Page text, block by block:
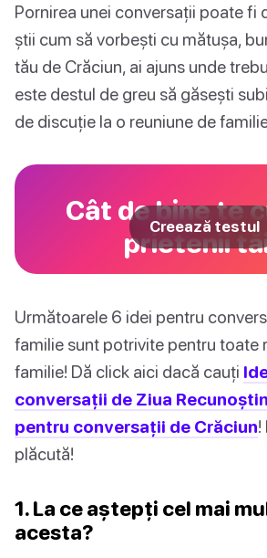
Pornirea unei conversații poate fi
știi cum să vorbești cu mătușa,
tău de Crăciun, ai ajuns unde
este destul de greu să găsești
de discuție la o reuniune de
Cât de bine te
prietenii
Creează testul
Următoarele 6 idei pentru
familie sunt potrivite pentru toate
familie! Dă click aici dacă cauți
conversații de Ziua
pentru conversații de Crăciun!
plăcută!
1. La ce aștepți cel mai
acesta?